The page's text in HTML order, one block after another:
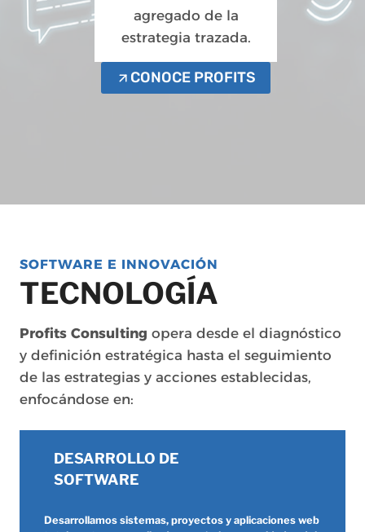
agregado de la
estrategia trazada.
CONOCE PROFITS
SOFTWARE E INNOVACIÓN
TECNOLOGÍA
Profits Consulting opera desde el diagnóstico
y definición estratégica hasta el seguimiento
de las estrategias y acciones establecidas,
enfocándose en:
DESARROLLO DE
SOFTWARE
Desarrollamos sistemas, proyectos y aplicaciones web